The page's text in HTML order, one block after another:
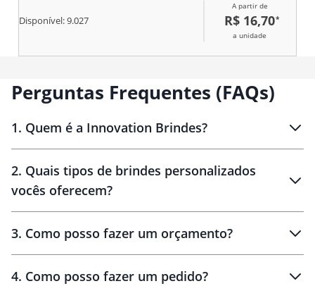
Disponível:9.027
A partir de
R$ 16,70*
a unidade
Perguntas Frequentes (FAQs)
1. Quem é a Innovation Brindes?
Brindes personalizados
2. Quais tipos de brindes personalizados
vocês oferecem?
personalizados
3. Como posso fazer um orçamento?
4. Como posso fazer um pedido?